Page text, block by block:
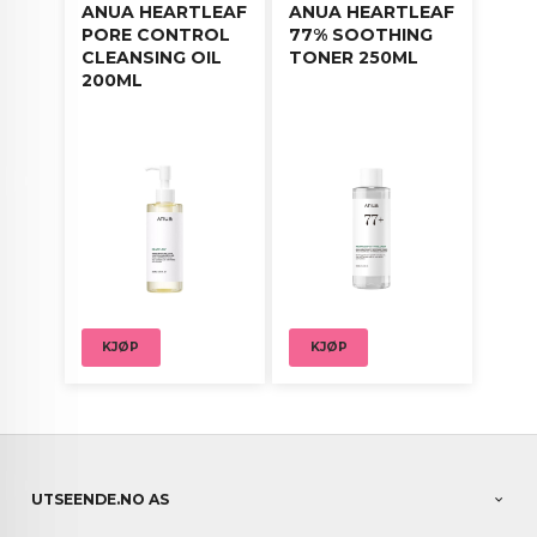
ANUA HEARTLEAF
PORE CONTROL
CLEANSING OIL
200ML
KJØP
ANUA HEARTLEAF
77% SOOTHING
TONER 250ML
KJØP
UTSEENDE.NO AS